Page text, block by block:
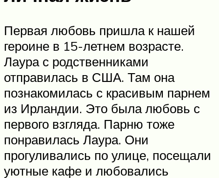
Первая любовь пришла к нашей
героине в 15-летнем возрасте.
Лаура с родственниками
отправилась в США. Там она
познакомилась с красивым парнем
из Ирландии. Это была любовь с
первого взгляда. Парню тоже
понравилась Лаура. Они
прогуливались по улице, посещали
уютные кафе и любовались